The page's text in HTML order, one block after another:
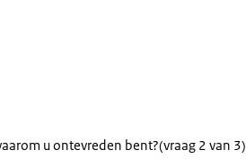
u ontevreden bent?(vraag 2 van 3)